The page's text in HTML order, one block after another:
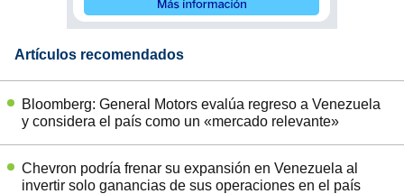
Artículos recomendados
Bloomberg: General Motors evalúa regreso a Venezuela
y considera el país como un «mercado relevante»
Chevron podría frenar su expansión en Venezuela al
invertir solo ganancias de sus operaciones en el país